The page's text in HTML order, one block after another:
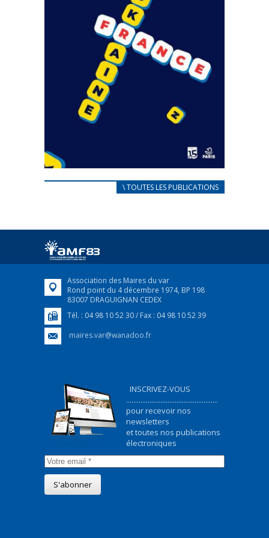
CARNET D’ACCUEIL
Afin d’accompagner au mieux les réfugiés
FEUILLETER
\ TOUTES LES PUBLICATIONS
Association des Maires du var
Rond point du 4 décembre 1974, BP 198
83007 DRAGUIGNAN CEDEX
Tél. : 04 98 10 52 30 / Fax : 04 98 10 52 39
maires.var@wanadoo.fr
INSCRIVEZ-VOUS
...................................................
pour recevoir nos
newsletters
et toutes nos publications
électroniques